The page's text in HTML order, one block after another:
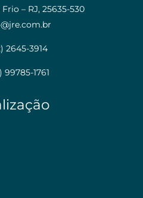
– RJ, 25635-530
2645-3914
99785-1761